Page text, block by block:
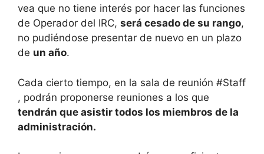
vea que no tiene interés por hacer las funciones
de Operador del IRC, será cesado de su rango,
no pudiéndose presentar de nuevo en un plazo
de un año.
Cada cierto tiempo, en la sala de reunión #Staff
, podrán proponerse reuniones a los que
tendrán que asistir todos los miembros de la
administración.